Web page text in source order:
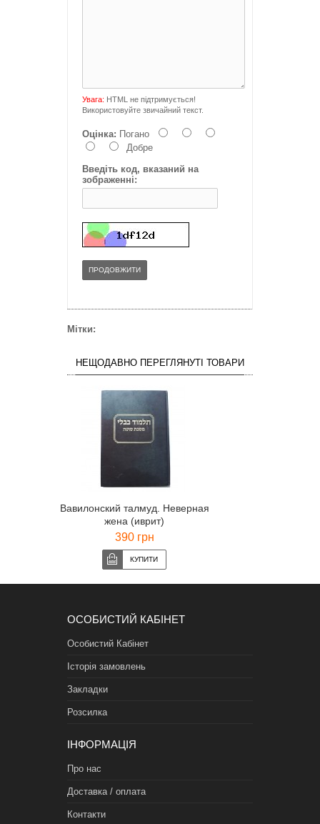
Увага: HTML не підтримується!
Використовуйте звичайний текст.
Оцінка: Погано
Добре
Введіть код, вказаний на
зображенні:
ПРОДОВЖИТИ
Мітки:
НЕЩОДАВНО ПЕРЕГЛЯНУТІ ТОВАРИ
Вавилонский талмуд. Неверная
жена (иврит)
390 грн
ОСОБИСТИЙ КАБІНЕТ
Особистий Кабінет
Історія замовлень
Закладки
Розсилка
ІНФОРМАЦІЯ
Про нас
Доставка / оплата
Контакти